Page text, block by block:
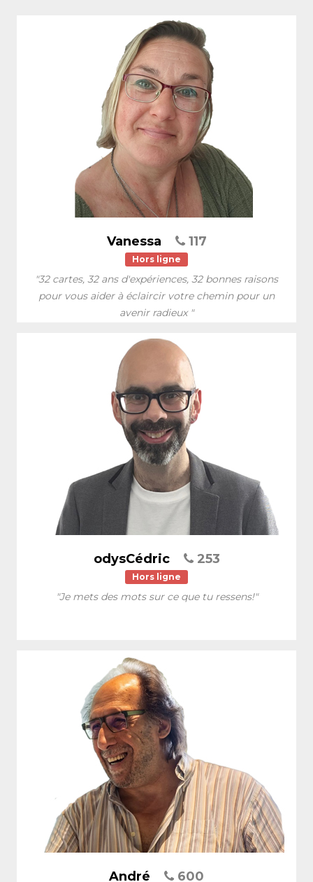
Vanessa 117
Hors ligne
"32 cartes, 32 ans d'expériences, 32 bonnes raisons
pour vous aider à éclaircir votre chemin pour un
avenir radieux "
odysCédric 253
Hors ligne
"Je mets des mots sur ce que tu ressens!"
André 600